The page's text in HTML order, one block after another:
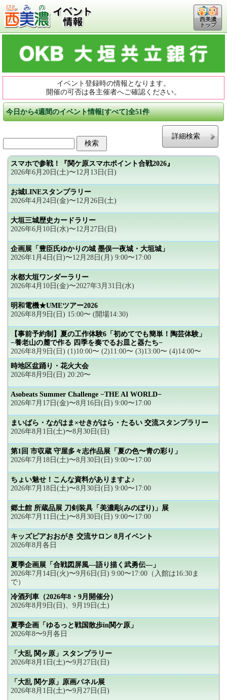
西美濃
トップ
イベント登録時の情報となります。
開催の可否は各主催者へご確認ください。
今日から4週間のイベント情報[すべて]全51件
詳細検索
スマホで参戦！『関ケ原スマホポイント合戦2026』
2026年6月20日(土)〜12月13日(日)
お城LINEスタンプラリー
2026年4月24日(金)〜12月26日(土)
大垣三城歴史カードラリー
2026年6月10日(水)〜12月27日(日)
企画展「豊臣氏ゆかりの城 墨俣一夜城・大垣城」
2026年1月4日(日)〜12月28日(月) 9:00〜17:00
水都大垣ワンダーラリー
2026年4月10日(金)〜2027年3月31日(水)
明和電機★UMEツアー2026
2026年8月9日(日) 15:00〜 (開場14:30)
【事前予約制】夏の工作体験6「初めてでも簡単！陶芸体験」
−養老山の麓で作る 四季を奏でるお皿と器たち−
2026年8月9日(日) (1)10:00〜 (2)11:00〜 (3)13:00〜 (4)14:00〜
時地区盆踊り・花火大会
2026年8月9日(日) 20:20〜
Asobeats Summer Challenge −THE AI WORLD−
2026年7月17日(金)〜8月16日(日) 9:00〜17:00
まいばら・ながはま×せきがはら・たるい 交流スタンプラリー
2026年8月1日(土)〜8月30日(日)
第1回 市収蔵 守屋多々志作品展「夏の色〜青の彩り」
2026年7月18日(土)〜8月30日(日) 9:00〜17:00
ちょい魅せ！こんな資料がありますよ♪
2026年7月18日(土)〜8月30日(日) 9:00〜17:00
郷土館 所蔵品展 刀剣装具「美濃彫(みのぼり)」展
2026年7月11日(土)〜8月30日(日) 9:00〜17:00
キッズピアおおがき 交流サロン 8月イベント
2026年8月各日
夏季企画展「合戦図屏風―語り描く武勇伝―」
2026年7月14日(火)〜9月6日(日) 9:00〜17:00（入館は16:30ま
で）
冷酒列車（2026年8・9月開催分）
2026年8月9日(日)、9月19日(土)
夏季企画「ゆるっと戦国散歩in関ケ原」
2026年8〜9月各日
「大乱 関ヶ原」スタンプラリー
2026年8月1日(土)〜9月27日(日)
「大乱 関ケ原」原画パネル展
2026年8月1日(土)〜9月27日(日)